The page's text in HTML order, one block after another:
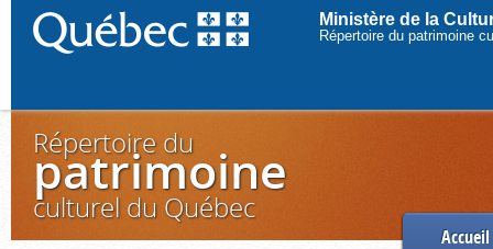
Ministère de la
Répertoire du patrimoine
Répertoire du
patrimoine
culturel du Québec
Accueil